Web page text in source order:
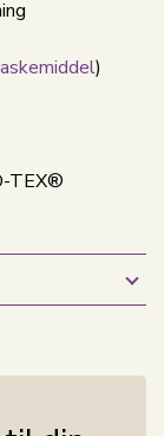
)
TEX®